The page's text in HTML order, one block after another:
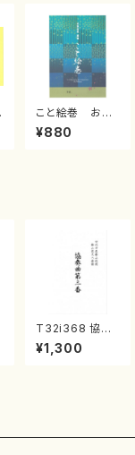
こと絵巻 お江
戸日本橋
¥880
T32i368 協奏
曲第三番（尺八/
唯是震一/楽譜）
¥1,300